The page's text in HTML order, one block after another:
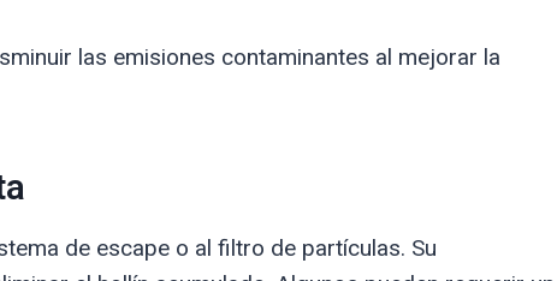
las emisiones contaminantes al mejorar la
de escape o al filtro de partículas. Su